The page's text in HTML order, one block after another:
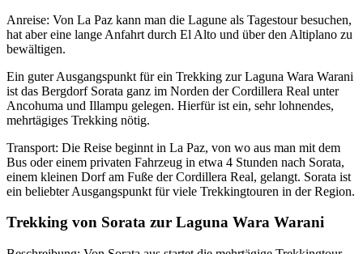
Anreise: Von La Paz kann man die Lagune als Tagestour besuchen,
hat aber eine lange Anfahrt durch El Alto und über den Altiplano zu
bewältigen.
Ein guter Ausgangspunkt für ein Trekking zur Laguna Wara Warani
ist das Bergdorf Sorata ganz im Norden der Cordillera Real unter
Ancohuma und Illampu gelegen. Hierfür ist ein, sehr lohnendes,
mehrtägiges Trekking nötig.
Transport: Die Reise beginnt in La Paz, von wo aus man mit dem
Bus oder einem privaten Fahrzeug in etwa 4 Stunden nach Sorata,
einem kleinen Dorf am Fuße der Cordillera Real, gelangt. Sorata ist
ein beliebter Ausgangspunkt für viele Trekkingtouren in der Region.
Trekking von Sorata zur Laguna Wara Warani